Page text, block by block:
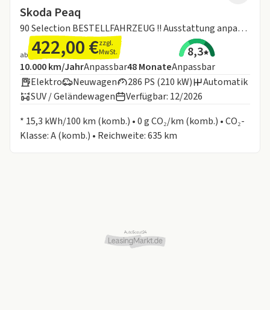
Skoda Peaq
90 Selection BESTELLFAHRZEUG !! Ausstattung anpassbar!
ab 422,00 €zzgl.
MwSt.
8,3
Angebotsdetails:
Inklusive Laufleistung
10.000 km/JahrAnpassbarLaufzeit
48MonateAnpassbar
Elektro
Neuwagen 286 PS (210 kW)
Automatik
SUV / Geländewagen
Verfügbar: 12/2026
* 15,3 kWh/100 km (komb.) • 0 g CO₂/km (komb.) • CO₂-
Klasse: A (komb.) • Reichweite: 635 km